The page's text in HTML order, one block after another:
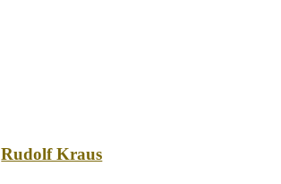
Rudolf Kraus